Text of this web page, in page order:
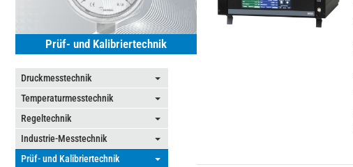
Prüf- und Kalibriertechnik
Druckmesstechnik
⏷
Temperaturmesstechnik
⏷
Regeltechnik
⏷
Industrie-Messtechnik
⏷
Prüf- und Kalibriertechnik
⏷